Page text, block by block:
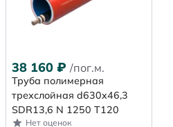
38 160 ₽ /пог.м.
Труба полимерная
трехслойная d630x46,3
SDR13,6 N 1250 Т120
Нет оценок